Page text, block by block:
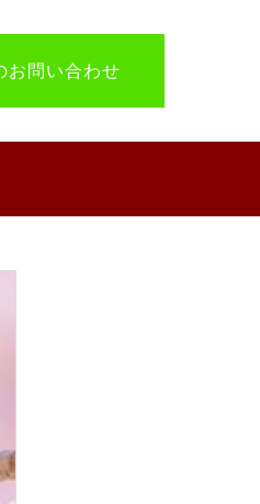
お問い合わせ